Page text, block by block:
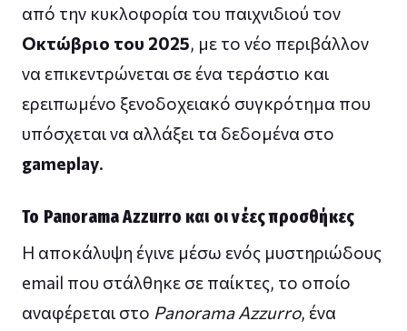
από την κυκλοφορία του παιχνιδιού τον
Οκτώβριο του 2025, με το νέο περιβάλλον
να επικεντρώνεται σε ένα τεράστιο και
ερειπωμένο ξενοδοχειακό συγκρότημα που
υπόσχεται να αλλάξει τα δεδομένα στο
gameplay.
Το Panorama Azzurro και οι νέες προσθήκες
Η αποκάλυψη έγινε μέσω ενός μυστηριώδους
email που στάλθηκε σε παίκτες, το οποίο
αναφέρεται στο Panorama Azzurro, ένα